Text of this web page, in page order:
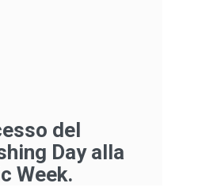
del
Day alla
Week.